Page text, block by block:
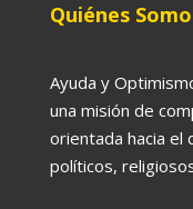
Quiénes
Ayuda y
una misión de
orientada hacia el
políticos,